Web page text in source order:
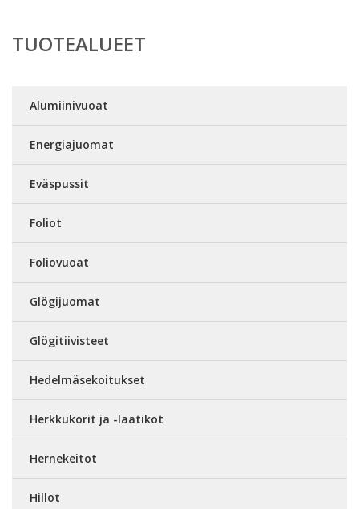
TUOTEALUEET
Alumiinivuoat
Energiajuomat
Eväspussit
Foliot
Foliovuoat
Glögijuomat
Glögitiivisteet
Hedelmäsekoitukset
Herkkukorit ja -laatikot
Hernekeitot
Hillot